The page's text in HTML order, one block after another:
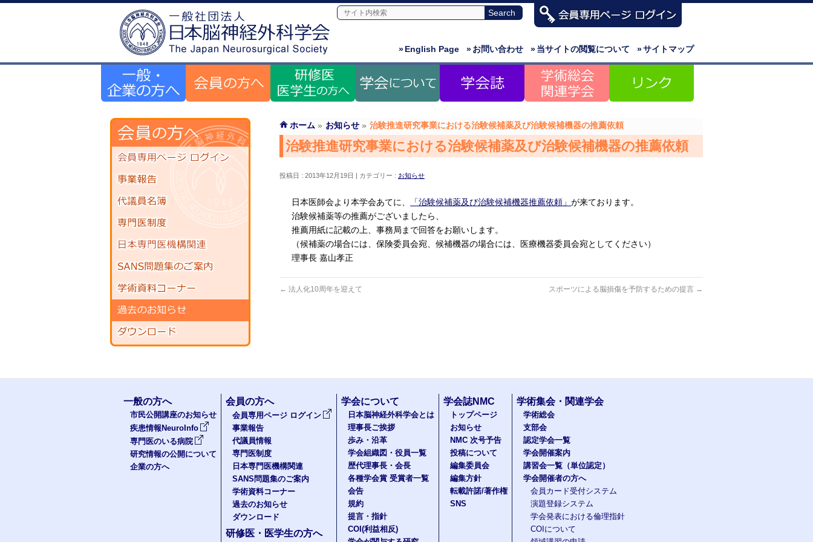
»サイトマップ
»当サイトの閲覧について
»お問い合わせ
»English Page
ホーム » お知らせ » 治験推進研究事業における治験候補薬及び治験候補機器の推薦依頼
治験推進研究事業における治験候補薬及び治験候補機器の推薦依頼
投稿日 : 2013年12月19日 カテゴリー : お知らせ
日本医師会より本学会あてに、 「治験候補薬及び治験候補機器推薦依頼」 が来ております。
治験候補薬等の推薦がございましたら、
推薦用紙に記載の上、事務局まで回答をお願いします。
（候補薬の場合には、保険委員会宛、候補機器の場合には、医療機器委員会宛としてください）
理事長 嘉山孝正
← 法人化10周年を迎えて スポーツによる脳損傷を予防するための提言 →
一般の方へ
市民公開講座のお知らせ
疾患情報NeuroInfo
専門医のいる病院
研究情報の公開について
企業の方へ
会員の方へ
会員専用ページ ログイン
事業報告
代議員情報
専門医制度
日本専門医機構関連
SANS問題集のご案内
学術資料コーナー
過去のお知らせ
ダウンロード
研修医・医学生の方へ
学会について
日本脳神経外科学会とは
理事長ご挨拶
歩み・沿革
学会組織図・役員一覧
歴代理事長・会長
各種学会賞 受賞者一覧
会告
規約
提言・指針
COI(利益相反)
学会誌NMC
トップページ
お知らせ
NMC 次号予告
投稿について
編集委員会
編集方針
転載許諾/著作権
SNS
学術集会・関連学会
学術総会
支部会
認定学会一覧
学会開催案内
講習会一覧（単位認定）
学会開催者の方へ
会員カード受付システム
演題登録システム
学会発表における倫理指針
COIについて